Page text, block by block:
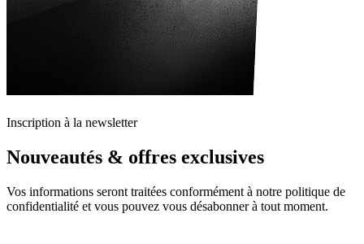
Inscription à la newsletter
Nouveautés & offres exclusives
Vos informations seront traitées conformément à notre politique de
confidentialité et vous pouvez vous désabonner à tout moment.